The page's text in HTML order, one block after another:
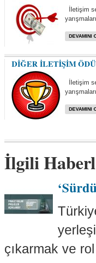
İletişim
DEVAMINI
DİĞER İLETİŞİM
İletişim
DEVAMINI
İlgili
çıkarmak ve